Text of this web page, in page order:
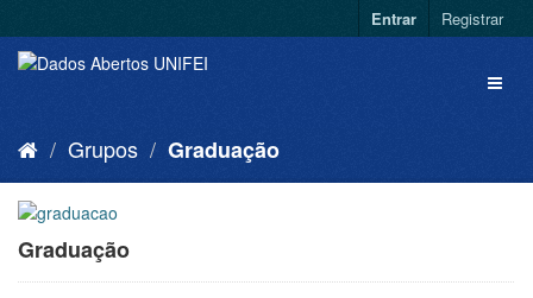
Entrar Registrar
Grupos Graduação
Graduação